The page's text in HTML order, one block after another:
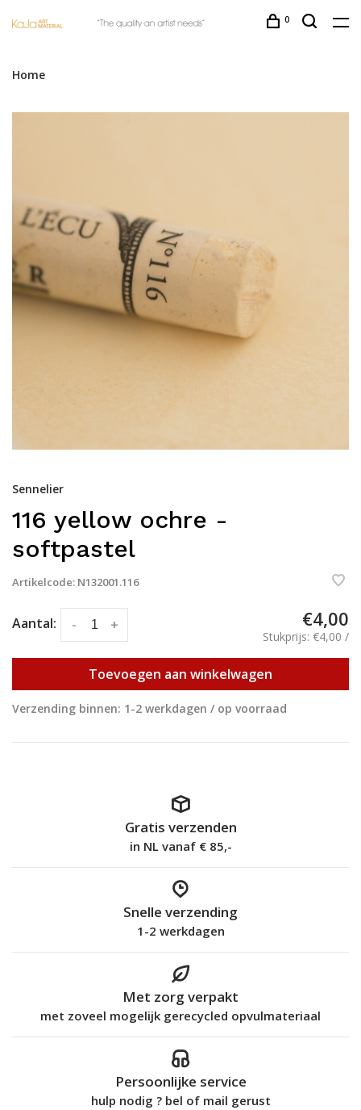
0
Home
Sennelier
116 yellow ochre -
softpastel
Artikelcode: N132001.116
Aantal: +
- €4,00
Stukprijs: €4,00 /
Toevoegen aan winkelwagen
Verzending binnen: 1-2 werkdagen / op voorraad
Gratis verzenden
in NL vanaf € 85,-
Snelle verzending
1-2 werkdagen
Met zorg verpakt
met zoveel mogelijk gerecycled opvulmateriaal
Persoonlijke service
hulp nodig ? bel of mail gerust